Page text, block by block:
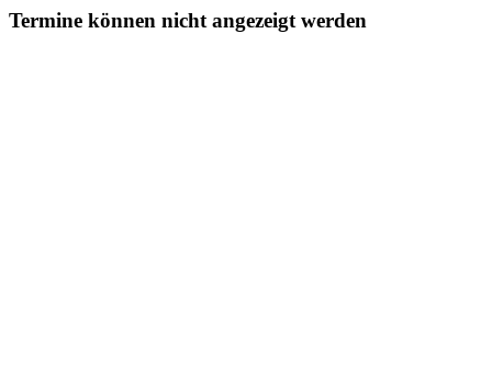
Termine können nicht angezeigt werden